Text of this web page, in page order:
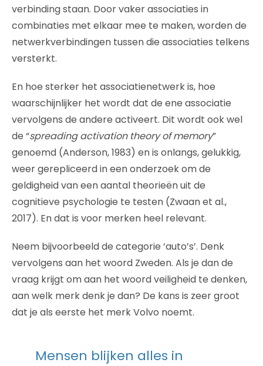
verbinding staan. Door vaker associaties in
combinaties met elkaar mee te maken, worden de
netwerkverbindingen tussen die associaties telkens
versterkt.
En hoe sterker het associatienetwerk is, hoe
waarschijnlijker het wordt dat de ene associatie
vervolgens de andere activeert. Dit wordt ook wel
de “spreading activation theory of memory”
genoemd (Anderson, 1983) en is onlangs, gelukkig,
weer gerepliceerd in een onderzoek om de
geldigheid van een aantal theorieën uit de
cognitieve psychologie te testen (Zwaan et al.,
2017). En dat is voor merken heel relevant.
Neem bijvoorbeeld de categorie ‘auto’s’. Denk
vervolgens aan het woord Zweden. Als je dan de
vraag krijgt om aan het woord veiligheid te denken,
aan welk merk denk je dan? De kans is zeer groot
dat je als eerste het merk Volvo noemt.
Mensen blijken alles in